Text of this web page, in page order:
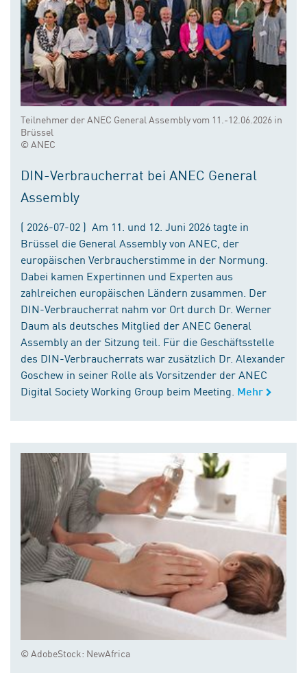
Teilnehmer der ANEC General Assembly vom 11.-12.06.2026 in
Brüssel
© ANEC
DIN-Verbraucherrat bei ANEC General
Assembly
( 2026-07-02 ) Am 11. und 12. Juni 2026 tagte in
Brüssel die General Assembly von ANEC, der
europäischen Verbraucherstimme in der Normung.
Dabei kamen Expertinnen und Experten aus
zahlreichen europäischen Ländern zusammen. Der
DIN-Verbraucherrat nahm vor Ort durch Dr. Werner
Daum als deutsches Mitglied der ANEC General
Assembly an der Sitzung teil. Für die Geschäftsstelle
des DIN-Verbraucherrats war zusätzlich Dr. Alexander
Goschew in seiner Rolle als Vorsitzender der ANEC
Digital Society Working Group beim Meeting. Mehr
© AdobeStock: NewAfrica